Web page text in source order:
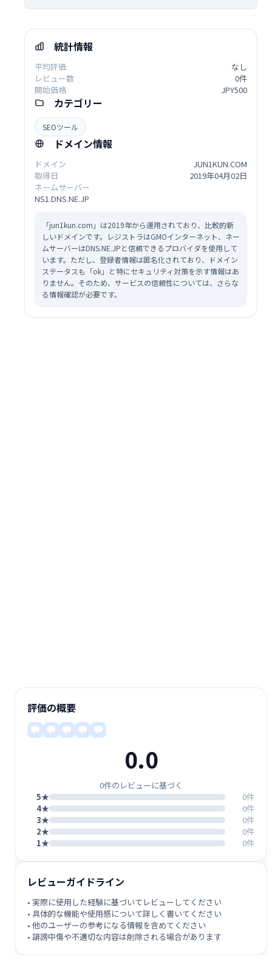
統計情報
平均評価
なし
レビュー数
0件
開始価格
JPY500
カテゴリー
SEOツール
ドメイン情報
ドメイン
JUN1KUN.COM
取得日
2019年04月02日
ネームサーバー
NS1.DNS.NE.JP
「jun1kun.com」は2019年から運用されており、比較的新
しいドメインです。レジストラはGMOインターネット、ネー
ムサーバーはDNS.NE.JPと信頼できるプロバイダを使用して
います。ただし、登録者情報は匿名化されており、ドメイン
ステータスも「ok」と特にセキュリティ対策を示す情報はあ
りません。そのため、サービスの信頼性については、さらな
る情報確認が必要です。
評価の概要
0.0
0件のレビューに基づく
5★
0件
4★
0件
3★
0件
2★
0件
1★
0件
レビューガイドライン
• 実際に使用した経験に基づいてレビューしてください
• 具体的な機能や使用感について詳しく書いてください
• 他のユーザーの参考になる情報を含めてください
• 誹謗中傷や不適切な内容は削除される場合があります